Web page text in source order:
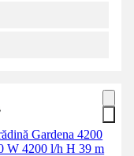
Gardena 4200
W 4200 l/h H 39 m